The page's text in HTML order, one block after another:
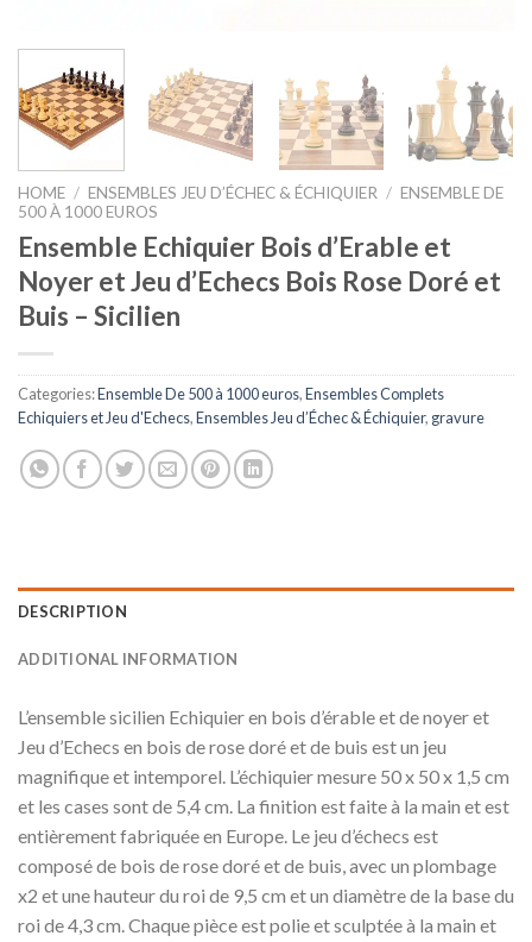
HOME / ENSEMBLES JEU D’ÉCHEC & ÉCHIQUIER / ENSEMBLE DE
500 À 1000 EUROS
Ensemble Echiquier Bois d’Erable et
Noyer et Jeu d’Echecs Bois Rose Doré et
Buis – Sicilien
Categories:Ensemble De 500 à 1000 euros,Ensembles Complets
Echiquiers et Jeu d'Echecs,Ensembles Jeu d’Échec & Échiquier, gravure
DESCRIPTION
ADDITIONAL INFORMATION
L’ensemble sicilien Echiquier en bois d’érable et de noyer et
Jeu d’Echecs en bois de rose doré et de buis est un jeu
magnifique et intemporel. L’échiquier mesure 50 x 50 x 1,5 cm
et les cases sont de 5,4 cm. La finition est faite à la main et est
entièrement fabriquée en Europe. Le jeu d’échecs est
composé de bois de rose doré et de buis, avec un plombage
x2 et une hauteur du roi de 9,5 cm et un diamètre de la base du
roi de 4,3 cm. Chaque pièce est polie et sculptée à la main et